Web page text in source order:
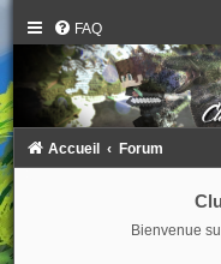
FAQ
Accueil Forum
Bienvenue